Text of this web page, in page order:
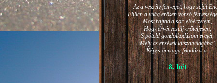
Az a veszély fenyeget, hogy saját
Elillan a világ erősen vonzó
Most rajtad a sor, előérzetem,
Hogy érvényesülj erőteljesen,
S pótold gondolkodásom erejét,
Mely az érzékek látszatvilágába’
Képes önmaga feladására.
8. hét